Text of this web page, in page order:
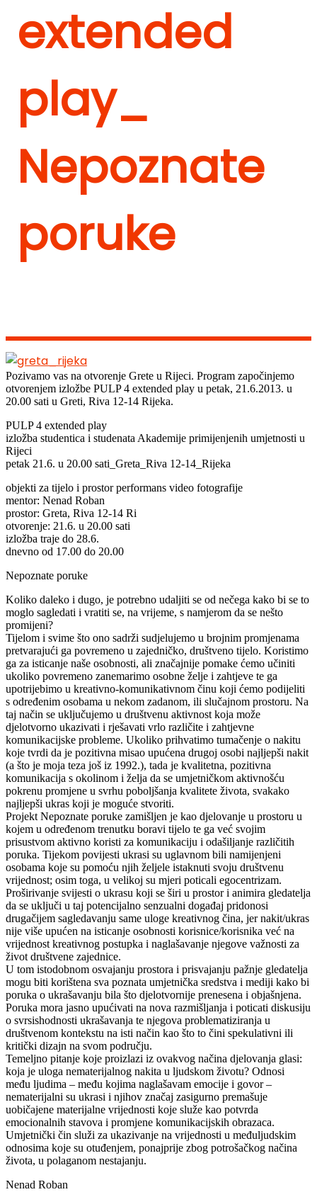
extended
play_
Nepoznate
poruke
Pozivamo vas na otvorenje Grete u Rijeci. Program započinjemo
otvorenjem izložbe PULP 4 extended play u petak, 21.6.2013. u
20.00 sati u Greti, Riva 12-14 Rijeka.
PULP 4 extended play
izložba studentica i studenata Akademije primijenjenih umjetnosti u
Rijeci
petak 21.6. u 20.00 sati_Greta_Riva 12-14_Rijeka
objekti za tijelo i prostor performans video fotografije
mentor: Nenad Roban
prostor: Greta, Riva 12-14 Ri
otvorenje: 21.6. u 20.00 sati
izložba traje do 28.6.
dnevno od 17.00 do 20.00
Nepoznate poruke
Koliko daleko i dugo, je potrebno udaljiti se od nečega kako bi se to
moglo sagledati i vratiti se, na vrijeme, s namjerom da se nešto
promijeni?
Tijelom i svime što ono sadrži sudjelujemo u brojnim promjenama
pretvarajući ga povremeno u zajedničko, društveno tijelo. Koristimo
ga za isticanje naše osobnosti, ali značajnije pomake ćemo učiniti
ukoliko povremeno zanemarimo osobne želje i zahtjeve te ga
upotrijebimo u kreativno-komunikativnom činu koji ćemo podijeliti
s određenim osobama u nekom zadanom, ili slučajnom prostoru. Na
taj način se uključujemo u društvenu aktivnost koja može
djelotvorno ukazivati i rješavati vrlo različite i zahtjevne
komunikacijske probleme. Ukoliko prihvatimo tumačenje o nakitu
koje tvrdi da je pozitivna misao upućena drugoj osobi najljepši nakit
(a što je moja teza još iz 1992.), tada je kvalitetna, pozitivna
komunikacija s okolinom i želja da se umjetničkom aktivnošću
pokrenu promjene u svrhu poboljšanja kvalitete života, svakako
najljepši ukras koji je moguće stvoriti.
Projekt Nepoznate poruke zamišljen je kao djelovanje u prostoru u
kojem u određenom trenutku boravi tijelo te ga već svojim
prisustvom aktivno koristi za komunikaciju i odašiljanje različitih
poruka. Tijekom povijesti ukrasi su uglavnom bili namijenjeni
osobama koje su pomoću njih željele istaknuti svoju društvenu
vrijednost; osim toga, u velikoj su mjeri poticali egocentrizam.
Proširivanje svijesti o ukrasu koji se širi u prostor i animira gledatelja
da se uključi u taj potencijalno senzualni događaj pridonosi
drugačijem sagledavanju same uloge kreativnog čina, jer nakit/ukras
nije više upućen na isticanje osobnosti korisnice/korisnika već na
vrijednost kreativnog postupka i naglašavanje njegove važnosti za
život društvene zajednice.
U tom istodobnom osvajanju prostora i prisvajanju pažnje gledatelja
mogu biti korištena sva poznata umjetnička sredstva i mediji kako bi
poruka o ukrašavanju bila što djelotvornije prenesena i objašnjena.
Poruka mora jasno upućivati na nova razmišljanja i poticati diskusiju
o svrsishodnosti ukrašavanja te njegova problematiziranja u
društvenom kontekstu na isti način kao što to čini spekulativni ili
kritički dizajn na svom području.
Temeljno pitanje koje proizlazi iz ovakvog načina djelovanja glasi:
koja je uloga nematerijalnog nakita u ljudskom životu? Odnosi
među ljudima – među kojima naglašavam emocije i govor –
nematerijalni su ukrasi i njihov značaj zasigurno premašuje
uobičajene materijalne vrijednosti koje služe kao potvrda
emocionalnih stavova i promjene komunikacijskih obrazaca.
Umjetnički čin služi za ukazivanje na vrijednosti u međuljudskim
odnosima koje su otuđenjem, ponajprije zbog potrošačkog načina
života, u polaganom nestajanju.
Nenad Roban